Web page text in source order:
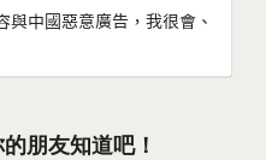
中國惡意廣告，我很會、
朋友知道吧！